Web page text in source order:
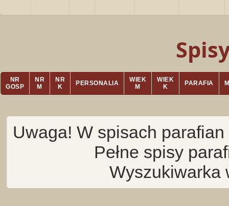
NR
GOSP
NR
M
NR
K
PERSONALIA
WIEK
M
WIEK
K
PARAFIA
Uwaga! W spisach
Pełne spisy
Wyszukiwarka